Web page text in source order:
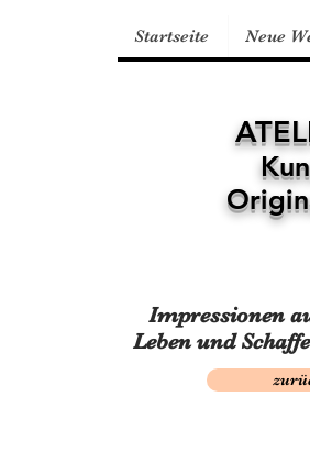
Startseite Neue
Impressionen
Leben und